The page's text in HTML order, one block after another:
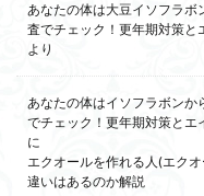
あなたの体は大豆イソフラボ
査でチェック！更年期対策と
より
あなたの体はイソフラボンか
でチェック！更年期対策とエ
に
エクオールを作れる人(エク
違いはあるのか解説